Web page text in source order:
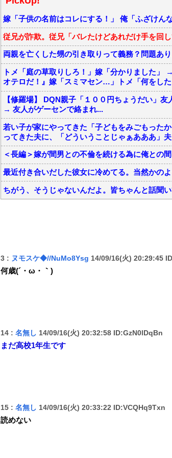
嫁「子供の名前はコレにする！」 俺「ふざけん
従兄が詐欺。従兄「バレたけどあれだけ手を回
両親を亡くした甥の引き取りって義務？問題あ
トメ「庭の草取りしろ！」嫁「分かりました」
オテロだ！』嫁「スミマセン…」トメ「何をし
【修羅場】 DQN親子「１００円ちょうだい」
→ 友人がゲーセンで絡まれ...
若い子が家にやってきた「子どもをみごもった
ってきた夫に、「どういうことじゃぁあああ」
＜長編＞嫁が間男との不倫を続ける為に俺との
最近付き合いだした彼女に冷めてる。当然かの
ちがう、そうじゃないんだよ。皆ちゃんと話聞
3 : ヌモスケ◆//NuMo8Ysg 14/09/16(火) 20:29:45
何歳(´・ω・｀)
14 : 名無し 14/09/16(火) 20:32:58 ID:GzN0lDqBn
まだ高校1年生です
15 : 名無し 14/09/16(火) 20:33:22 ID:VCQHq9Txn
読めない